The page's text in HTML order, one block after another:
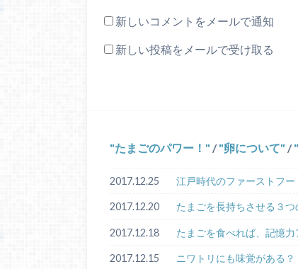
新しいコメントをメールで通知
新しい投稿をメールで受け取る
たまごのパワー！ / 卵について /
2017.12.25 江戸時代のファーストフー
2017.12.20 たまごを長持ちさせる３つ
2017.12.18 たまごを食べれば、記憶力
2017.12.15 ニワトリにも味覚がある？